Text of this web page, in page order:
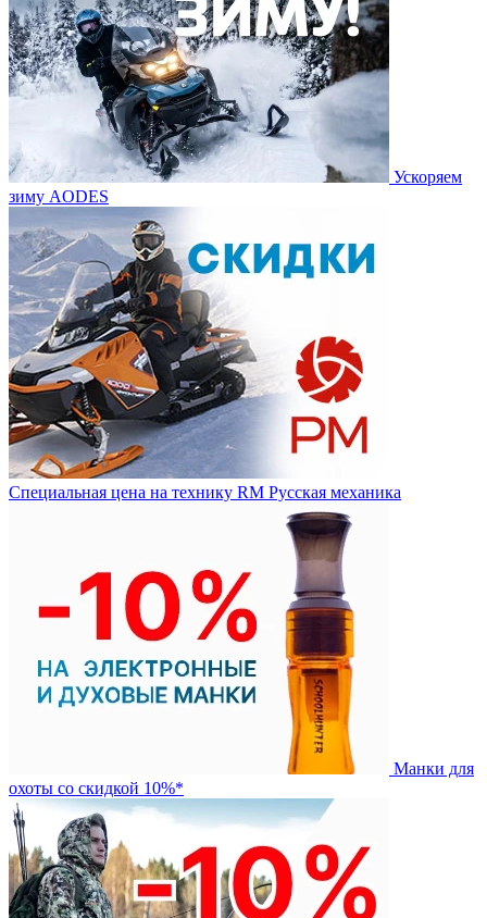
Ускоряем
зиму AODES
Специальная цена на технику RM Русская механика
Манки для
охоты со скидкой 10%*